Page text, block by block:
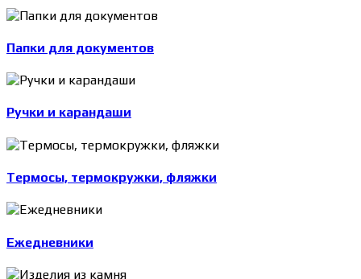
Папки для документов
Ручки и карандаши
Термосы, термокружки, фляжки
Ежедневники